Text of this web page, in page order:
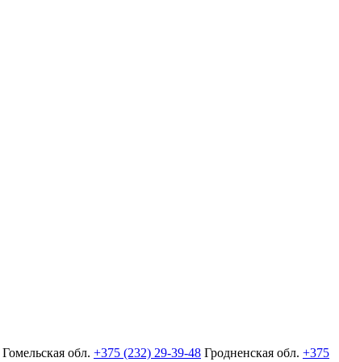
Гомельская обл. +375 (232) 29-39-48 Гродненская обл. +375